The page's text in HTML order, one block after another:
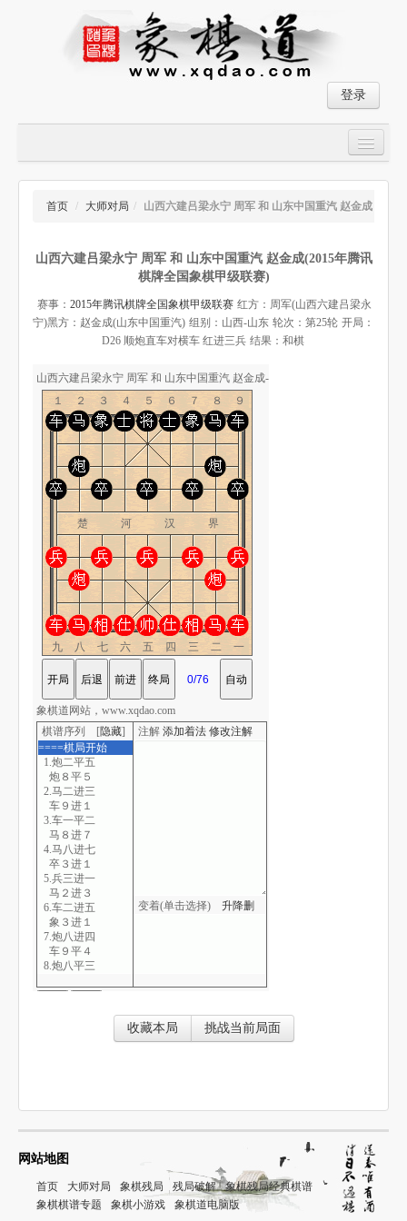
登录
大师对局
象棋棋谱
残局破解
象棋小游戏
首页 / 大师对局 / 山西六建吕梁永宁 周军 和 山东中国重汽 赵金成
山西六建吕梁永宁 周军 和 山东中国重汽 赵金成(2015年腾讯
棋牌全国象棋甲级联赛)
赛事： 2015年腾讯棋牌全国象棋甲级联赛 红方：周军(山西六建吕梁永
宁)黑方：赵金成(山东中国重汽) 组别：山西-山东 轮次：第25轮 开局：
D26 顺炮直车对横车 红进三兵 结果：和棋
山西六建吕梁永宁 周军 和 山东中国重汽 赵金成-象棋道
１２３４５６７８９
楚 河 汉 界
九八七六五四三二一
棋谱序列 [隐藏]
====棋局开始
1.炮二平五
炮８平５
2.马二进三
车９进１
3.车一平二
马８进７
4.马八进七
卒３进１
5.兵三进一
马２进３
6.车二进五
象３进１
7.炮八进四
车９平４
8.炮八平三
9.车九平八
13.相三进五
车４进６
炮５退２
16.马三进五
车４退５
注解 添加着法 修改注解
变着(单击选择) 升降删
象棋道网站，www.xqdao.com
收藏本局 挑战当前局面
网站地图
首页 大师对局 象棋残局 残局破解
象棋残局经典棋谱
象棋棋谱专题
象棋小游戏 象棋道电脑版